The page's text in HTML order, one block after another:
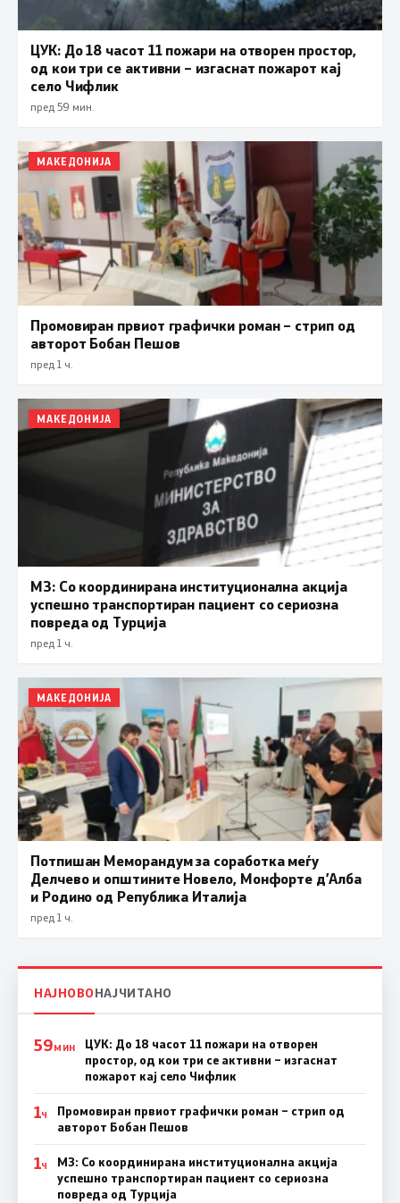
ЦУК: До 18 часот 11 пожари на отворен простор,
од кои три се активни – изгаснат пожарот кај
село Чифлик
пред 59 мин.
МАКЕДОНИЈА
Промовиран првиот графички роман – стрип од
авторот Бобан Пешов
пред 1 ч.
МАКЕДОНИЈА
МЗ: Со координирана институционална акција
успешно транспортиран пациент со сериозна
повреда од Турција
пред 1 ч.
МАКЕДОНИЈА
Потпишан Меморандум за соработка меѓу
Делчево и општините Новело, Монфорте д’Алба
и Родино од Република Италија
пред 1 ч.
НАЈНОВОНАЈЧИТАНО
59МИН
ЦУК: До 18 часот 11 пожари на отворен
простор, од кои три се активни – изгаснат
пожарот кај село Чифлик
1Ч
Промовиран првиот графички роман – стрип од
авторот Бобан Пешов
1Ч
МЗ: Со координирана институционална акција
успешно транспортиран пациент со сериозна
повреда од Турција